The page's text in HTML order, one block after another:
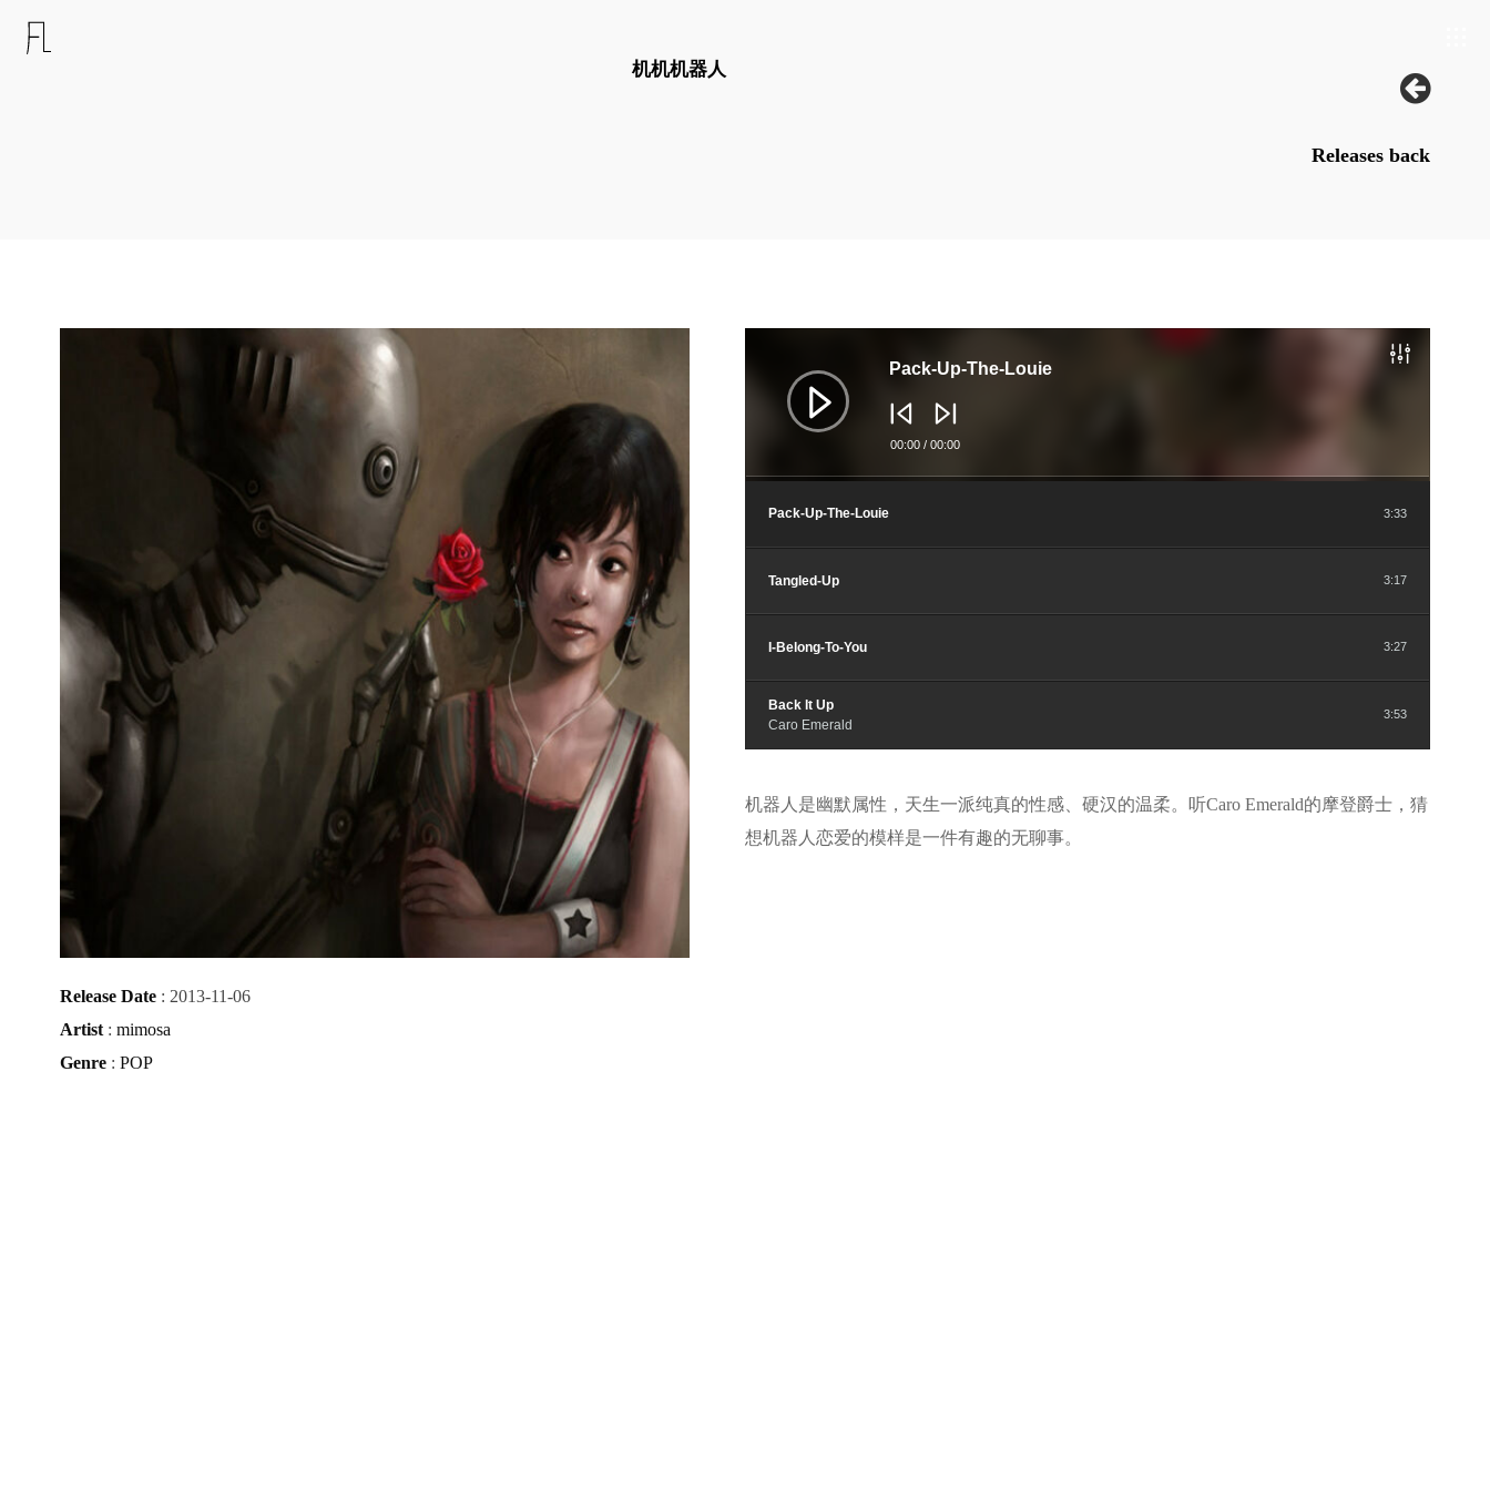
机机机器人
Releases back
Pack-Up-The-Louie
00:00 / 00:00
Pack-Up-The-Louie 3:33
Tangled-Up 3:17
I-Belong-To-You 3:27
Back It Up
Caro Emerald
3:53
机器人是幽默属性，天生一派纯真的性感、硬汉的温柔。听Caro Emerald的摩登爵士，猜
想机器人恋爱的模样是一件有趣的无聊事。
Release Date: 2013-11-06
Artist: mimosa
Genre: POP